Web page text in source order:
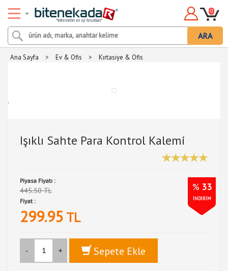
ARA
0
Ana Sayfa > Ev & Ofis > Kırtasiye & Ofis
.
Işıklı Sahte Para Kontrol Kalemi
Piyasa Fiyatı :
445.50 TL % 33
İNDİRİM
Fiyat :
299.95 TL
- + Sepete Ekle